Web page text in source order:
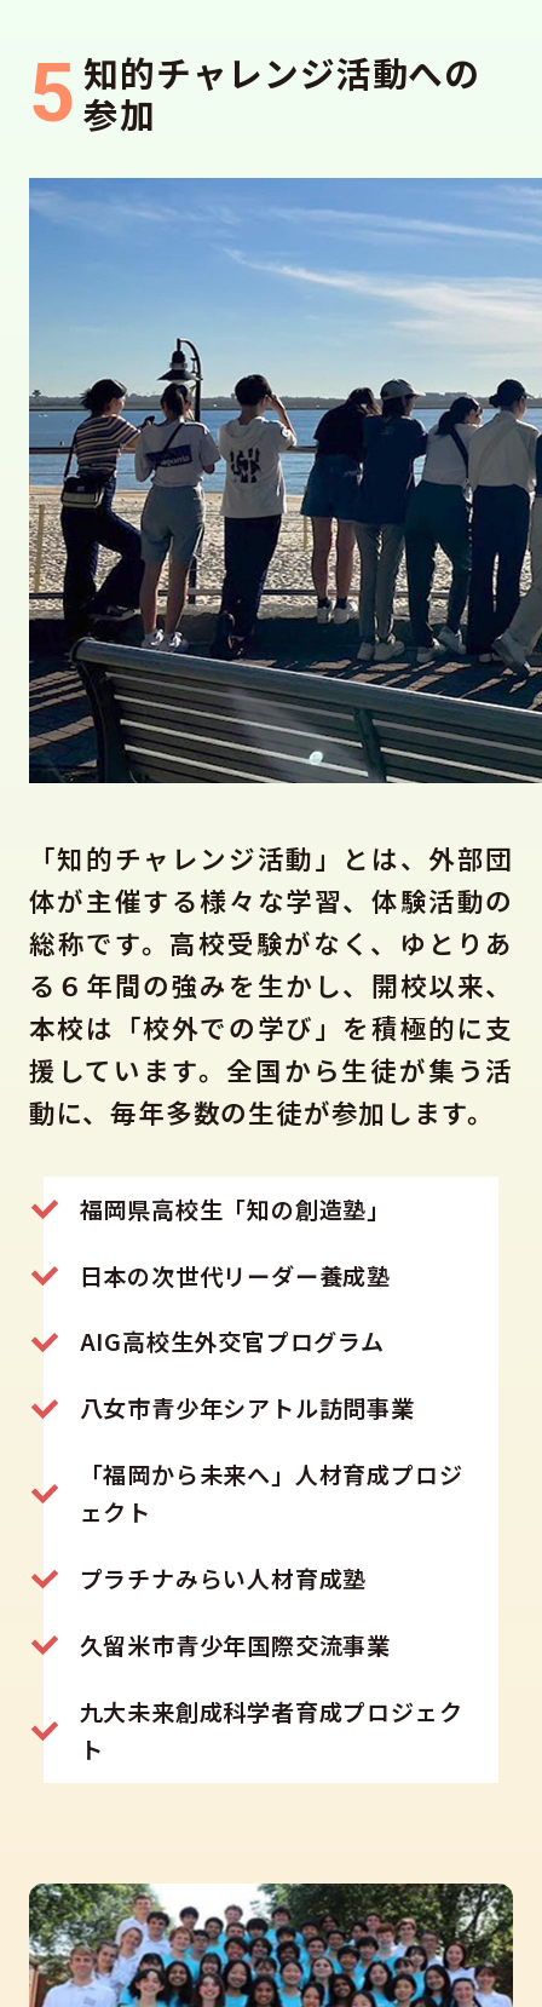
5 知的チャレンジ活動への
参加
「知的チャレンジ活動」とは、外部団
体が主催する様々な学習、体験活動の
総称です。高校受験がなく、ゆとりあ
る６年間の強みを生かし、開校以来、
本校は「校外での学び」を積極的に支
援しています。全国から生徒が集う活
動に、毎年多数の生徒が参加します。
福岡県高校生「知の創造塾」
日本の次世代リーダー養成塾
AIG高校生外交官プログラム
八女市青少年シアトル訪問事業
「福岡から未来へ」人材育成プロジ
ェクト
プラチナみらい人材育成塾
久留米市青少年国際交流事業
九大未来創成科学者育成プロジェク
ト